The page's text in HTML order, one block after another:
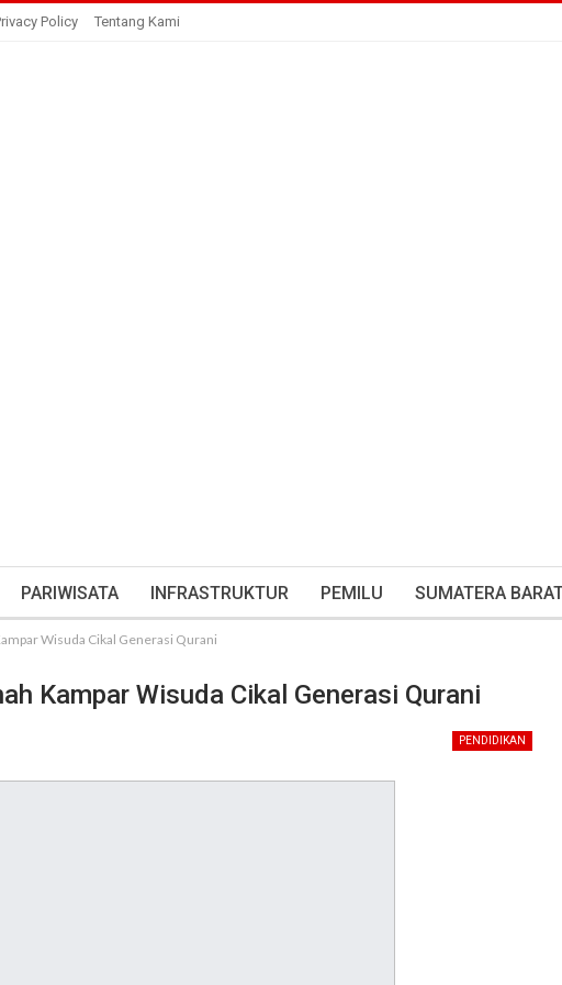
Policy Tentang Kami
PARIWISATA INFRASTRUKTUR PEMILU SUMATERA
Wisuda Cikal Generasi Qurani
Kampar Wisuda Cikal Generasi Qurani
PENDIDIKAN